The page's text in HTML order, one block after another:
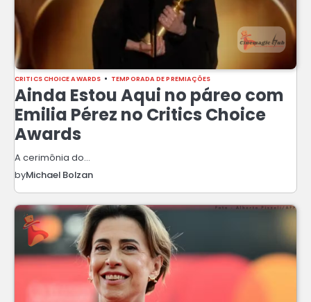
CRITICS CHOICE AWARDS TEMPORADA DE PREMIAÇÕES
Ainda Estou Aqui no páreo com
Emilia Pérez no Critics Choice
Awards
A cerimônia do…
byMichael Bolzan